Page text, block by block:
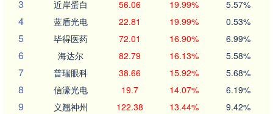
3 近岸蛋白 56.06 19.99% 5.57%
4 蓝盾光电 22.81 19.99% 0.53%
5 毕得医药 72.01 16.90% 6.99%
6 海达尔 82.79 16.13% 5.58%
7 普瑞眼科 38.66 15.92% 5.68%
8 信濠光电 19.7 14.07% 6.19%
9 义翘神州 122.38 13.44% 9.42%